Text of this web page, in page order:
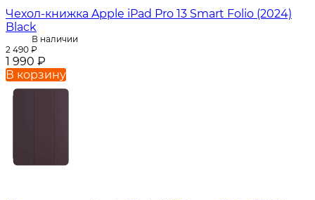
Чехол-книжка Apple iPad Pro 13 Smart Folio (2024)
Black
В наличии
2 490 ₽
1 990 ₽
В корзину